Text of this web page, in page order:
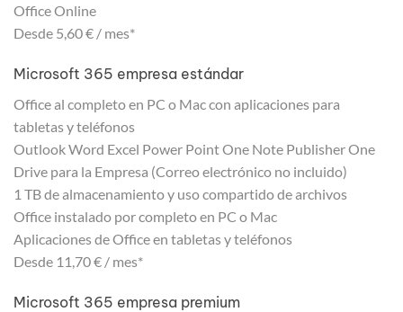
Office Online
Desde 5,60 € / mes*
Microsoft 365 empresa estándar
Office al completo en PC o Mac con aplicaciones para
tabletas y teléfonos
Outlook Word Excel Power Point One Note Publisher One
Drive para la Empresa (Correo electrónico no incluido)
1 TB de almacenamiento y uso compartido de archivos
Office instalado por completo en PC o Mac
Aplicaciones de Office en tabletas y teléfonos
Desde 11,70 € / mes*
Microsoft 365 empresa premium